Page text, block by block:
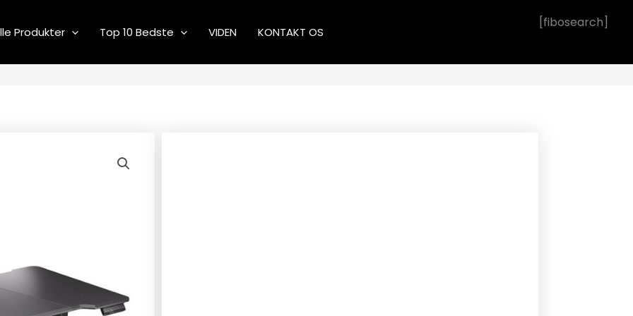
Produkter Top 10 Bedste VIDEN KONTAKT OS
[fibosearch]